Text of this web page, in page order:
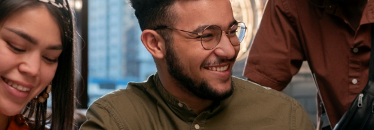
Cloud Azure
Cloud Oracle
Google Cloud
Dedalus Argos